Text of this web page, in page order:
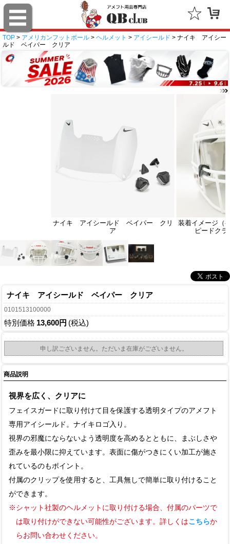
TOP > アメリカンフットボール > ヘルメット > アイシールド > ナイキ アイシー
ルド ベイパー クリア
ナイキ アイシールド ベイパー クリ
ア
装着イメージ（
ピードク
ナイキ アイシールド ベイパー クリア
0101513100000
特別価格 13,600円 (税込)
申し訳ございません。ただいま在庫がございません。
商品説明
視界を広く、クリアに
フェイスガードに取り付けて目を保護する透明タイプのアメフト
専用アイシールド。ナイキロゴ入り。
視界の邪魔にならないよう透明度を高めるとともに、まぶしさや
歪みを最小限に抑えています。表面に傷がつきにくい加工が施さ
れているのもポイント。
付属のクリップを使用すると、工具無しで簡単に取り付けること
ができます。
※シャット社製のヘルメットに取り付ける場合、付属のパーツで
は取り付けができない可能性がございます。詳しくはこちらか
らお問い合わせください。